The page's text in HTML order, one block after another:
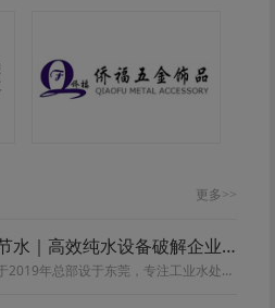
更多>>
政策加码工业节水｜高效纯水设备破解企业合规与降本双重难题
纯渗水处理设备厂于2019年总部设于东莞，专注工业水处理设备。深耕电镀、线路板、化工、食品、医药领域。团队精通 RO、EDI、MBR 等工艺，提供水质勘测、设备定制、运维一站式服务，全流程严控品质，依托莞惠中河四大基地就...